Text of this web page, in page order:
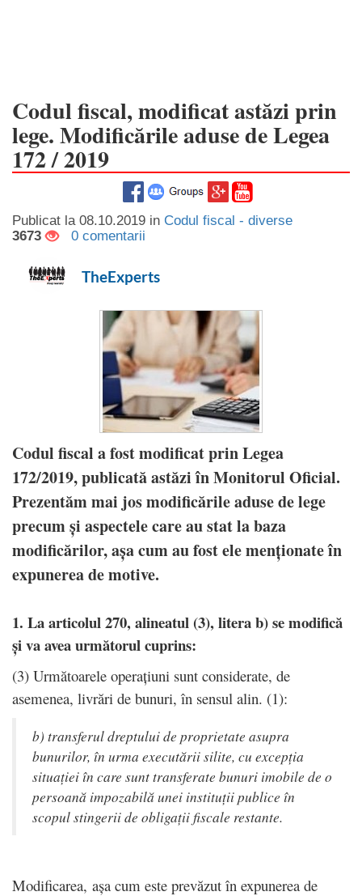
Codul fiscal, modificat astăzi prin
lege. Modificările aduse de Legea
172 / 2019
Publicat la 08.10.2019 in Codul fiscal - diverse
3673
0 comentarii
TheExperts
Codul fiscal a fost modificat prin Legea
172/2019, publicată astăzi în Monitorul Oficial.
Prezentăm mai jos modificările aduse de lege
precum și aspectele care au stat la baza
modificărilor, așa cum au fost ele menționate în
expunerea de motive.
1. La articolul 270, alineatul (3), litera b) se modifică
și va avea următorul cuprins:
(3) Următoarele operațiuni sunt considerate, de
asemenea, livrări de bunuri, în sensul alin. (1):
b) transferul dreptului de proprietate asupra
bunurilor, în urma executării silite, cu excepția
situației în care sunt transferate bunuri imobile de o
persoană impozabilă unei instituții publice în
scopul stingerii de obligații fiscale restante.
Modificarea, așa cum este prevăzut în expunerea de